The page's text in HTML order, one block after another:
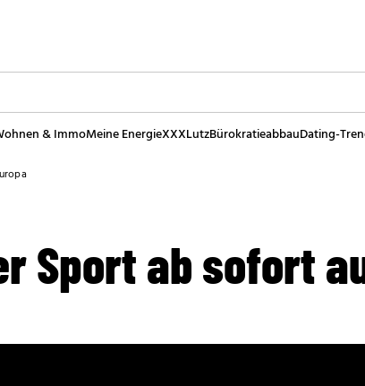
& ImmoMeine EnergieXXXLutzBürokratieabbauDating-
Sport ab sofort